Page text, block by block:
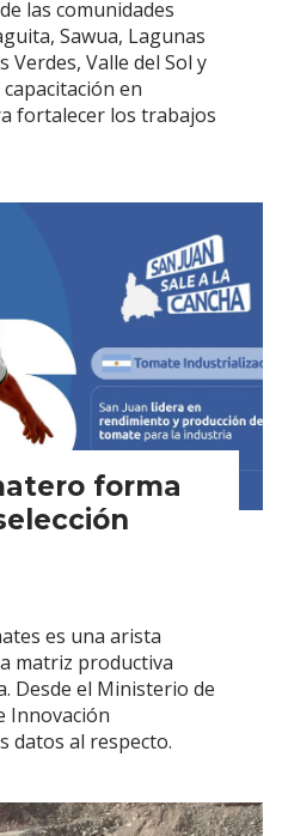
las comunidades
Sawua, Lagunas
Verdes, Valle del Sol y
en
fortalecer los trabajos
forma
es una arista
matriz productiva
Desde el Ministerio de
Innovación
datos al respecto.